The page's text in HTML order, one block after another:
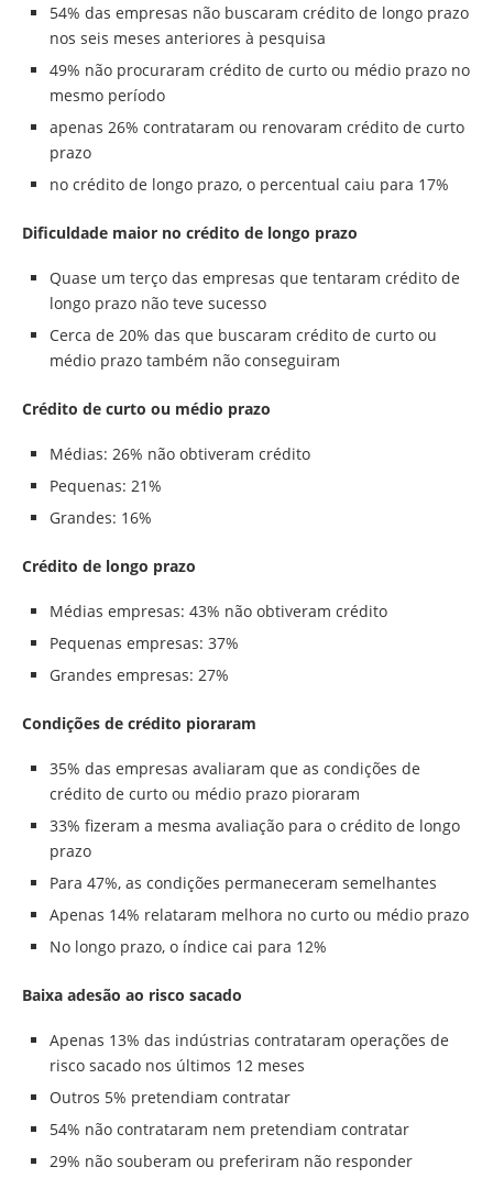
54% das empresas não buscaram crédito de longo prazo
nos seis meses anteriores à pesquisa
49% não procuraram crédito de curto ou médio prazo no
mesmo período
apenas 26% contrataram ou renovaram crédito de curto
prazo
no crédito de longo prazo, o percentual caiu para 17%
Dificuldade maior no crédito de longo prazo
Quase um terço das empresas que tentaram crédito de
longo prazo não teve sucesso
Cerca de 20% das que buscaram crédito de curto ou
médio prazo também não conseguiram
Crédito de curto ou médio prazo
Médias: 26% não obtiveram crédito
Pequenas: 21%
Grandes: 16%
Crédito de longo prazo
Médias empresas: 43% não obtiveram crédito
Pequenas empresas: 37%
Grandes empresas: 27%
Condições de crédito pioraram
35% das empresas avaliaram que as condições de
crédito de curto ou médio prazo pioraram
33% fizeram a mesma avaliação para o crédito de longo
prazo
Para 47%, as condições permaneceram semelhantes
Apenas 14% relataram melhora no curto ou médio prazo
No longo prazo, o índice cai para 12%
Baixa adesão ao risco sacado
Apenas 13% das indústrias contrataram operações de
risco sacado nos últimos 12 meses
Outros 5% pretendiam contratar
54% não contrataram nem pretendiam contratar
29% não souberam ou preferiram não responder